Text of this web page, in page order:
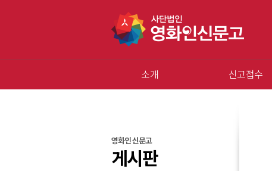
소개 신고접수
영화인 신문고
게시판